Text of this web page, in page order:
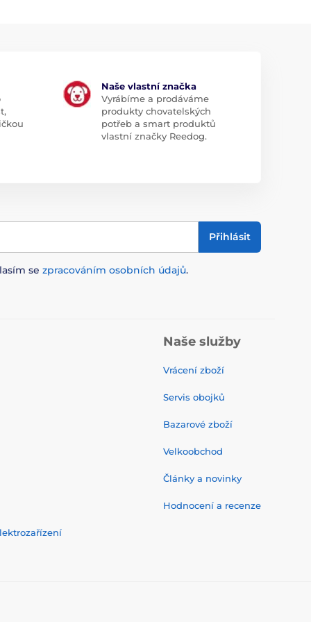
Naše vlastní značka
Vyrábíme a prodáváme
produkty chovatelských
potřeb a smart produktů
vlastní značky Reedog.
Přihlásit
se zpracováním osobních údajů.
Naše služby
Vrácení zboží
Servis obojků
Bazarové zboží
Velkoobchod
Články a novinky
Hodnocení a recenze